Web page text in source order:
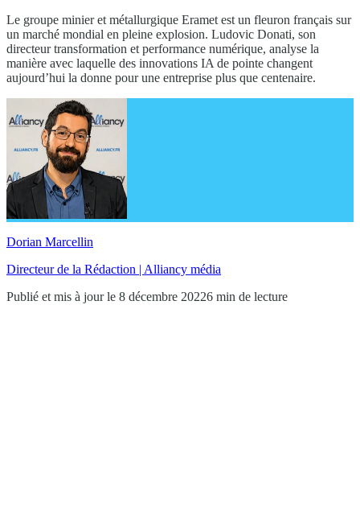
Le groupe minier et métallurgique Eramet est un fleuron français sur
un marché mondial en pleine explosion. Ludovic Donati, son
directeur transformation et performance numérique, analyse la
manière avec laquelle des innovations IA de pointe changent
aujourd’hui la donne pour une entreprise plus que centenaire.
Dorian Marcellin
Directeur de la Rédaction | Alliancy média
Publié et mis à jour le 8 décembre 20226 min de lecture